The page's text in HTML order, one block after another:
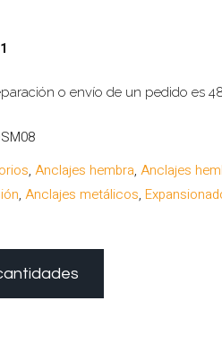
o envío de un pedido es
,Anclajes hembra,Anclajes
,Anclajes metálicos,